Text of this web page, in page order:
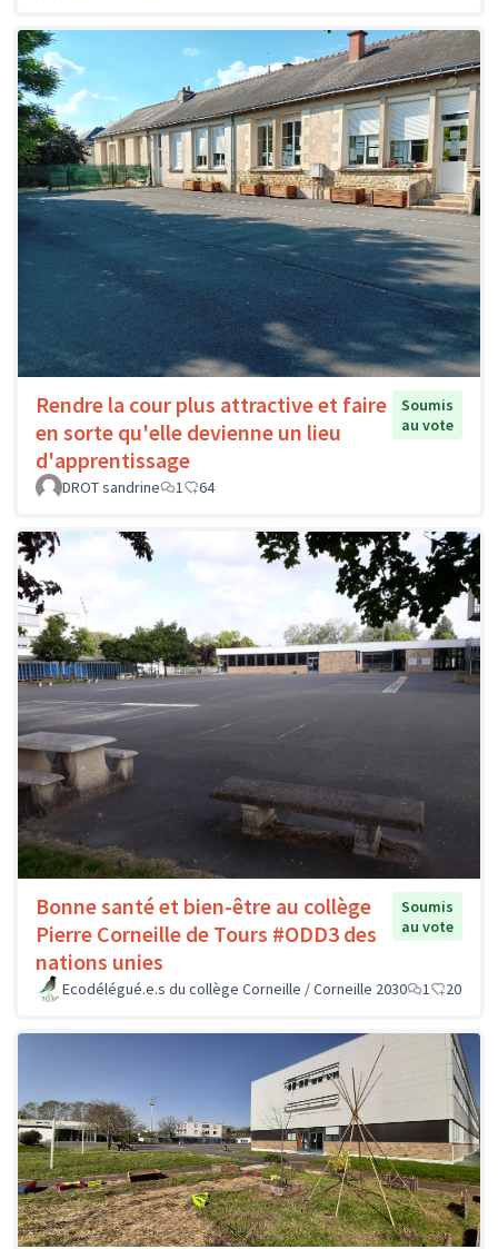
Rendre la cour plus attractive et faire
en sorte qu'elle devienne un lieu
d'apprentissage
Soumis
au vote
DROT sandrine 1 64
Bonne santé et bien-être au collège
Pierre Corneille de Tours #ODD3 des
nations unies
Soumis
au vote
Ecodélégué.e.s du collège Corneille / Corneille 2030 1 20